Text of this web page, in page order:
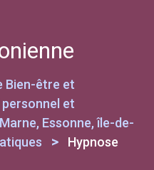
Bien-être et
personnel et
Essonne, île-de-
>
Hypnose